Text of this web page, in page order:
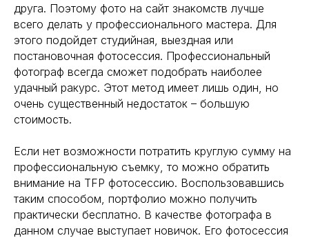
друга. Поэтому фото на сайт знакомств лучше
всего делать у профессионального мастера. Для
этого подойдет студийная, выездная или
постановочная фотосессия. Профессиональный
фотограф всегда сможет подобрать наиболее
удачный ракурс. Этот метод имеет лишь один, но
очень существенный недостаток – большую
стоимость.
Если нет возможности потратить круглую сумму на
профессиональную съемку, то можно обратить
внимание на TFP фотосессию. Воспользовавшись
таким способом, портфолио можно получить
практически бесплатно. В качестве фотографа в
данном случае выступает новичок. Его фотосессия
Нажимая на кнопку “Заказать съемку”, Вы соглашаетесь с
Политикой обработки персональных данных